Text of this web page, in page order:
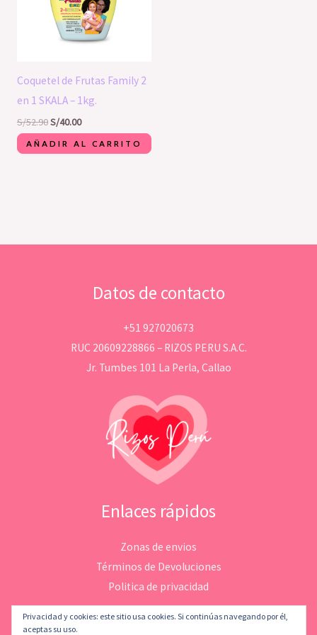
Coquetel de Frutas Family 2
en 1 SKALA – 1kg.
S/52.90S/40.00
AÑADIR AL CARRITO
Datos de contacto
+51 927020673
RUC 20609228866 – RIZOS PERU S.A.C.
Jr. Tumbes 101 La Perla, Callao
Enlaces rápidos
Zonas de envios
Términos de Devoluciones
Politica de privacidad
Privacidad y cookies: este sitio usa cookies. Si continúas navegando por él,
aceptas su uso.